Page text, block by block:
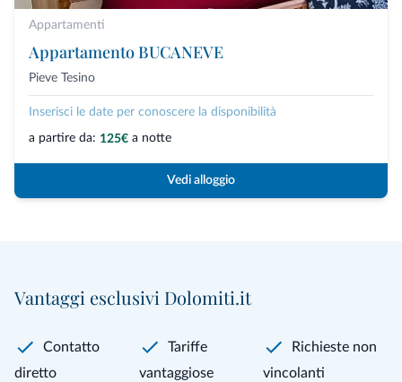
Appartamenti
Appartamento BUCANEVE
Pieve Tesino
Inserisci le date per conoscere la disponibilità
a partire da: 125€ a notte
Vedi alloggio
Vantaggi esclusivi Dolomiti.it
Contatto
diretto
Tariffe
vantaggiose
Richieste non
vincolanti